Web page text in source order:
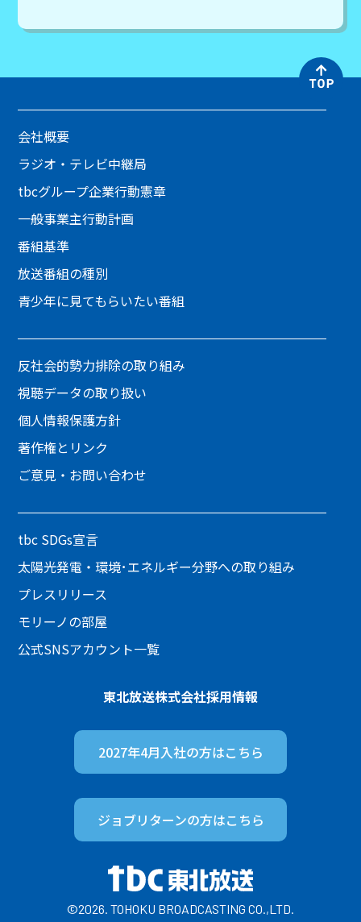
会社概要
ラジオ・テレビ中継局
tbcグループ企業行動憲章
一般事業主行動計画
番組基準
放送番組の種別
青少年に見てもらいたい番組
反社会的勢力排除の取り組み
視聴データの取り扱い
個人情報保護方針
著作権とリンク
ご意見・お問い合わせ
tbc SDGs宣言
太陽光発電・環境･エネルギー分野への取り組み
プレスリリース
モリーノの部屋
公式SNSアカウント一覧
東北放送株式会社採用情報
2027年4月入社の方はこちら
ジョブリターンの方はこちら
©2026. TOHOKU BROADCASTING CO.,LTD.